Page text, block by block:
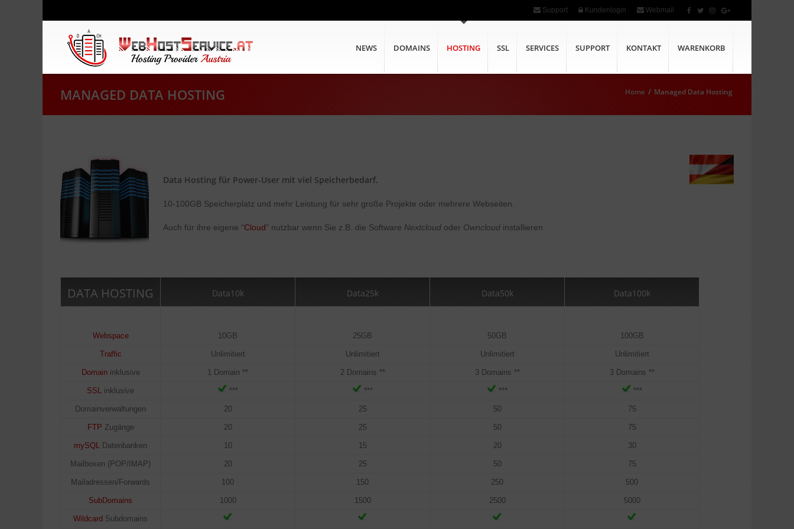
Support Kundenlogin Webmail
NEWS DOMAINS HOSTING SSL SERVICES SUPPORT KONTAKT WARENKORB
MANAGED DATA HOSTING Home / Managed Data Hosting
Data Hosting für Power-User mit viel Speicherbedarf.
10-100GB Speicherplatz und mehr Leistung für sehr große Projekte oder mehrere Webseiten.
Auch für ihre eigene “Cloud” nutzbar wenn Sie z.B. die Software Nextcloud oder Owncloud installieren.
DATA HOSTING
Webspace
Traffic
Domaininklusive
SSL inklusive
Domainverwaltungen
FTP Zugänge
mySQL Datenbanken
Mailboxen (POP/IMAP)
Mailadressen/Forwards
SubDomains
Wildcard Subdomains
Data10k
10GB
Unlimitiert
1 Domain **
***
20
20
10
20
100
1000
Data25k
25GB
Unlimitiert
2 Domains **
***
25
25
15
25
150
1500
Data50k
50GB
Unlimitiert
3 Domains **
***
50
50
20
50
250
2500
Data100k
100GB
Unlimitiert
3 Domains **
***
75
75
30
75
500
5000